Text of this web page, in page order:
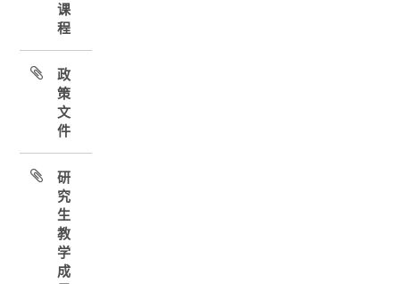
课
程
政
策
文
件
研
究
生
教
学
成